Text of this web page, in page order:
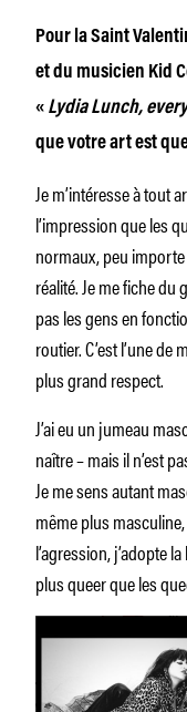
Pour la Saint
et du musicien Kid
« Lydia Lunch,
que votre art est
Je m’intéresse à tout
l’impression que les
normaux, peu
réalité. Je me fiche du
pas les gens en
routier. C’est l’une
plus grand respect.
J’ai eu un jumeau
naître – mais il n’est
Je me sens autant
même plus
l’agression, j’adopte
plus queer que les